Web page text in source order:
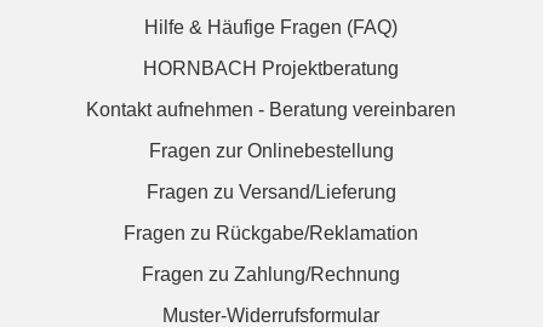
Hilfe & Häufige Fragen (FAQ)
HORNBACH Projektberatung
Kontakt aufnehmen - Beratung vereinbaren
Fragen zur Onlinebestellung
Fragen zu Versand/Lieferung
Fragen zu Rückgabe/Reklamation
Fragen zu Zahlung/Rechnung
Muster-Widerrufsformular